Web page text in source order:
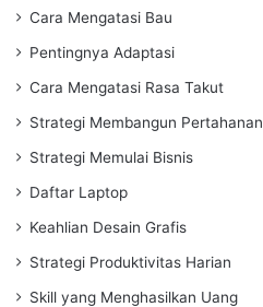
Cara Mengatasi Bau
Pentingnya Adaptasi
Cara Mengatasi Rasa Takut
Strategi Membangun Pertahanan
Strategi Memulai Bisnis
Daftar Laptop
Keahlian Desain Grafis
Strategi Produktivitas Harian
Skill yang Menghasilkan Uang